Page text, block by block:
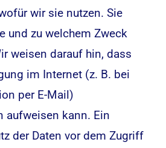
wir sie nutzen. Sie
und zu welchem Zweck
weisen darauf hin, dass
im Internet (z. B. bei
per E-Mail)
aufweisen kann. Ein
der Daten vor dem Zugriff